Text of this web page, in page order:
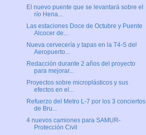
El nuevo puente que se levantará sobre el
río Hena...
Las estaciones Doce de Octubre y Puente
Alcocer de...
Nueva cervecería y tapas en la T4-S del
Aeropuerto...
Redacción durante 2 años del proyecto
para mejorar...
Proyectos sobre microplásticos y sus
efectos en el...
Refuerzo del Metro L-7 por los 3 conciertos
de Bru...
4 nuevos camiones para SAMUR-
Protección Civil